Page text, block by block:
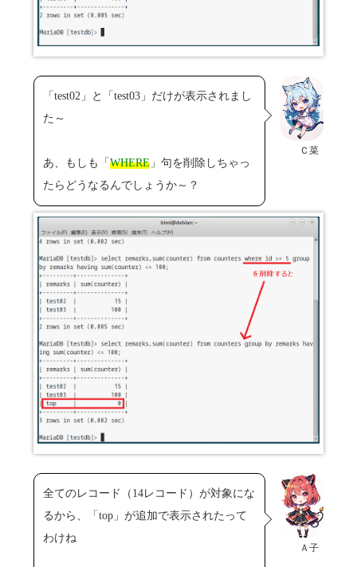
Ｃ菜
「test02」と「test03」だけが表示されまし
た～
あ、もしも「WHERE 」句を削除しちゃっ
たらどうなるんでしょうか～？
Ａ子
全てのレコード（14レコード）が対象にな
るから、「top」が追加で表示されたって
わけね